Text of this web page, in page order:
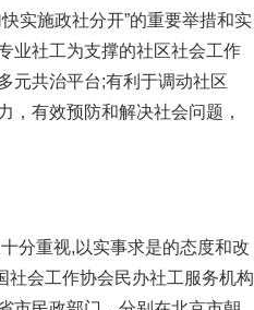
实施政社分开”的重要举措和实
业社工为支撑的社区社会工作
元共治平台;有利于调动社区
，有效预防和解决社会问题，
分重视,以实事求是的态度和改
社会工作协会民办社工服务机构